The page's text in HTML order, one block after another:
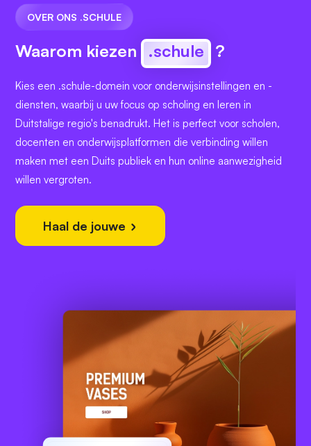
OVER ONS .SCHULE
Waarom kiezen .schule ?
Kies een .schule-domein voor onderwijsinstellingen en -
diensten, waarbij u uw focus op scholing en leren in
Duitstalige regio's benadrukt. Het is perfect voor scholen,
docenten en onderwijsplatformen die verbinding willen
maken met een Duits publiek en hun online aanwezigheid
willen vergroten.
Haal de jouwe